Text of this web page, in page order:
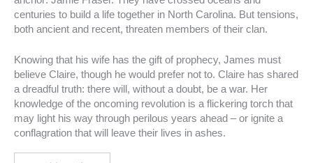
centuries to build a life together in North Carolina. But tensions,
both ancient and recent, threaten members of their clan.
Knowing that his wife has the gift of prophecy, James must
believe Claire, though he would prefer not to. Claire has shared
a dreadful truth: there will, without a doubt, be a war. Her
knowledge of the oncoming revolution is a flickering torch that
may light his way through perilous years ahead – or ignite a
conflagration that will leave their lives in ashes.